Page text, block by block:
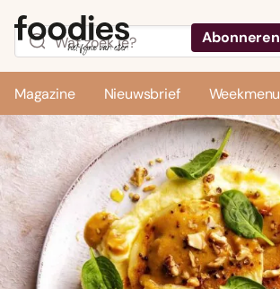
Abonneren
Magazine Nieuwsbrief Weekmenu